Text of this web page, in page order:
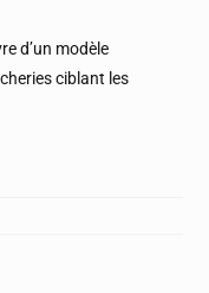
d’un modèle
ciblant les